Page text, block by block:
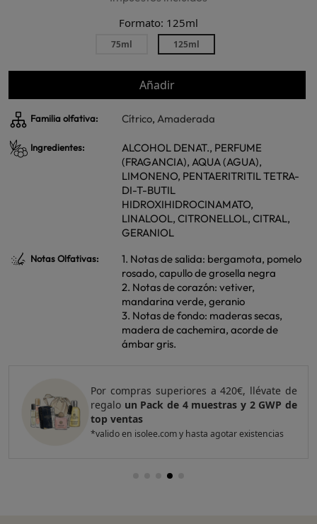
Formato: 125ml
75ml 125ml
Añadir
Familia olfativa: Cítrico, Amaderada
Ingredientes:
ALCOHOL DENAT., PERFUME
(FRAGANCIA), AQUA (AGUA),
LIMONENO, PENTAERITRITIL TETRA-
DI-T-BUTIL
HIDROXIHIDROCINAMATO,
LINALOOL, CITRONELLOL, CITRAL,
GERANIOL
Notas Olfativas:
1. Notas de salida: bergamota, pomelo
rosado, capullo de grosella negra
2. Notas de corazón: vetiver,
mandarina verde, geranio
3. Notas de fondo: maderas secas,
madera de cachemira, acorde de
ámbar gris.
Por compras superiores a 420€, llévate de
regalo un Pack de 4 muestras y 2 GWP de
top ventas
*valido en isolee.com y hasta agotar existencias